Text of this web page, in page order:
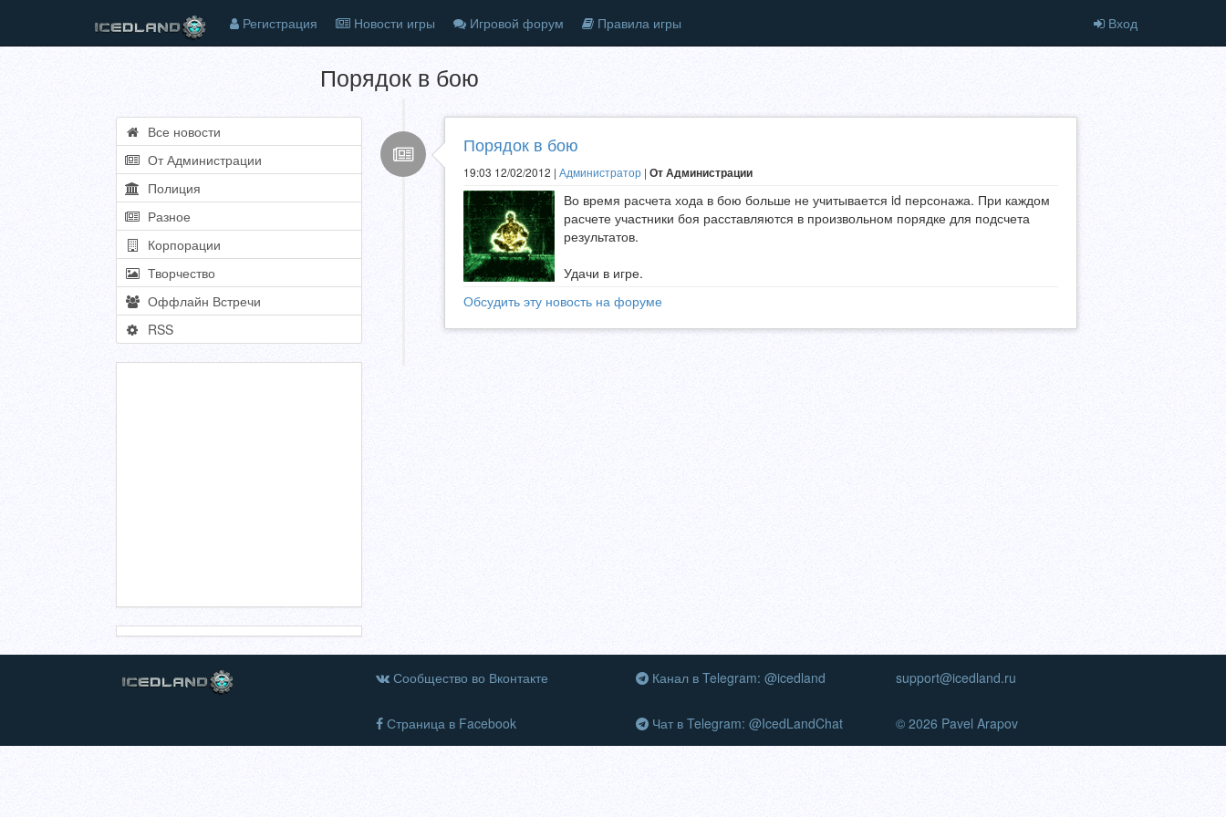
Регистрация Новости игры Игровой форум Правила игры Вход
Порядок в бою
Все новости
От Администрации
Полиция
Разное
Корпорации
Творчество
Оффлайн Встречи
RSS
Порядок в бою
19:03 12/02/2012 | Администратор | От Администрации
Во время расчета хода в бою больше не учитывается id персонажа. При каждом
расчете участники боя расставляются в произвольном порядке для подсчета
результатов.
Удачи в игре.
Обсудить эту новость на форуме
Сообщество во Вконтакте
Страница в Facebook
Канал в Telegram: @icedland
Чат в Telegram: @IcedLandChat
support@icedland.ru
© 2026 Pavel Arapov